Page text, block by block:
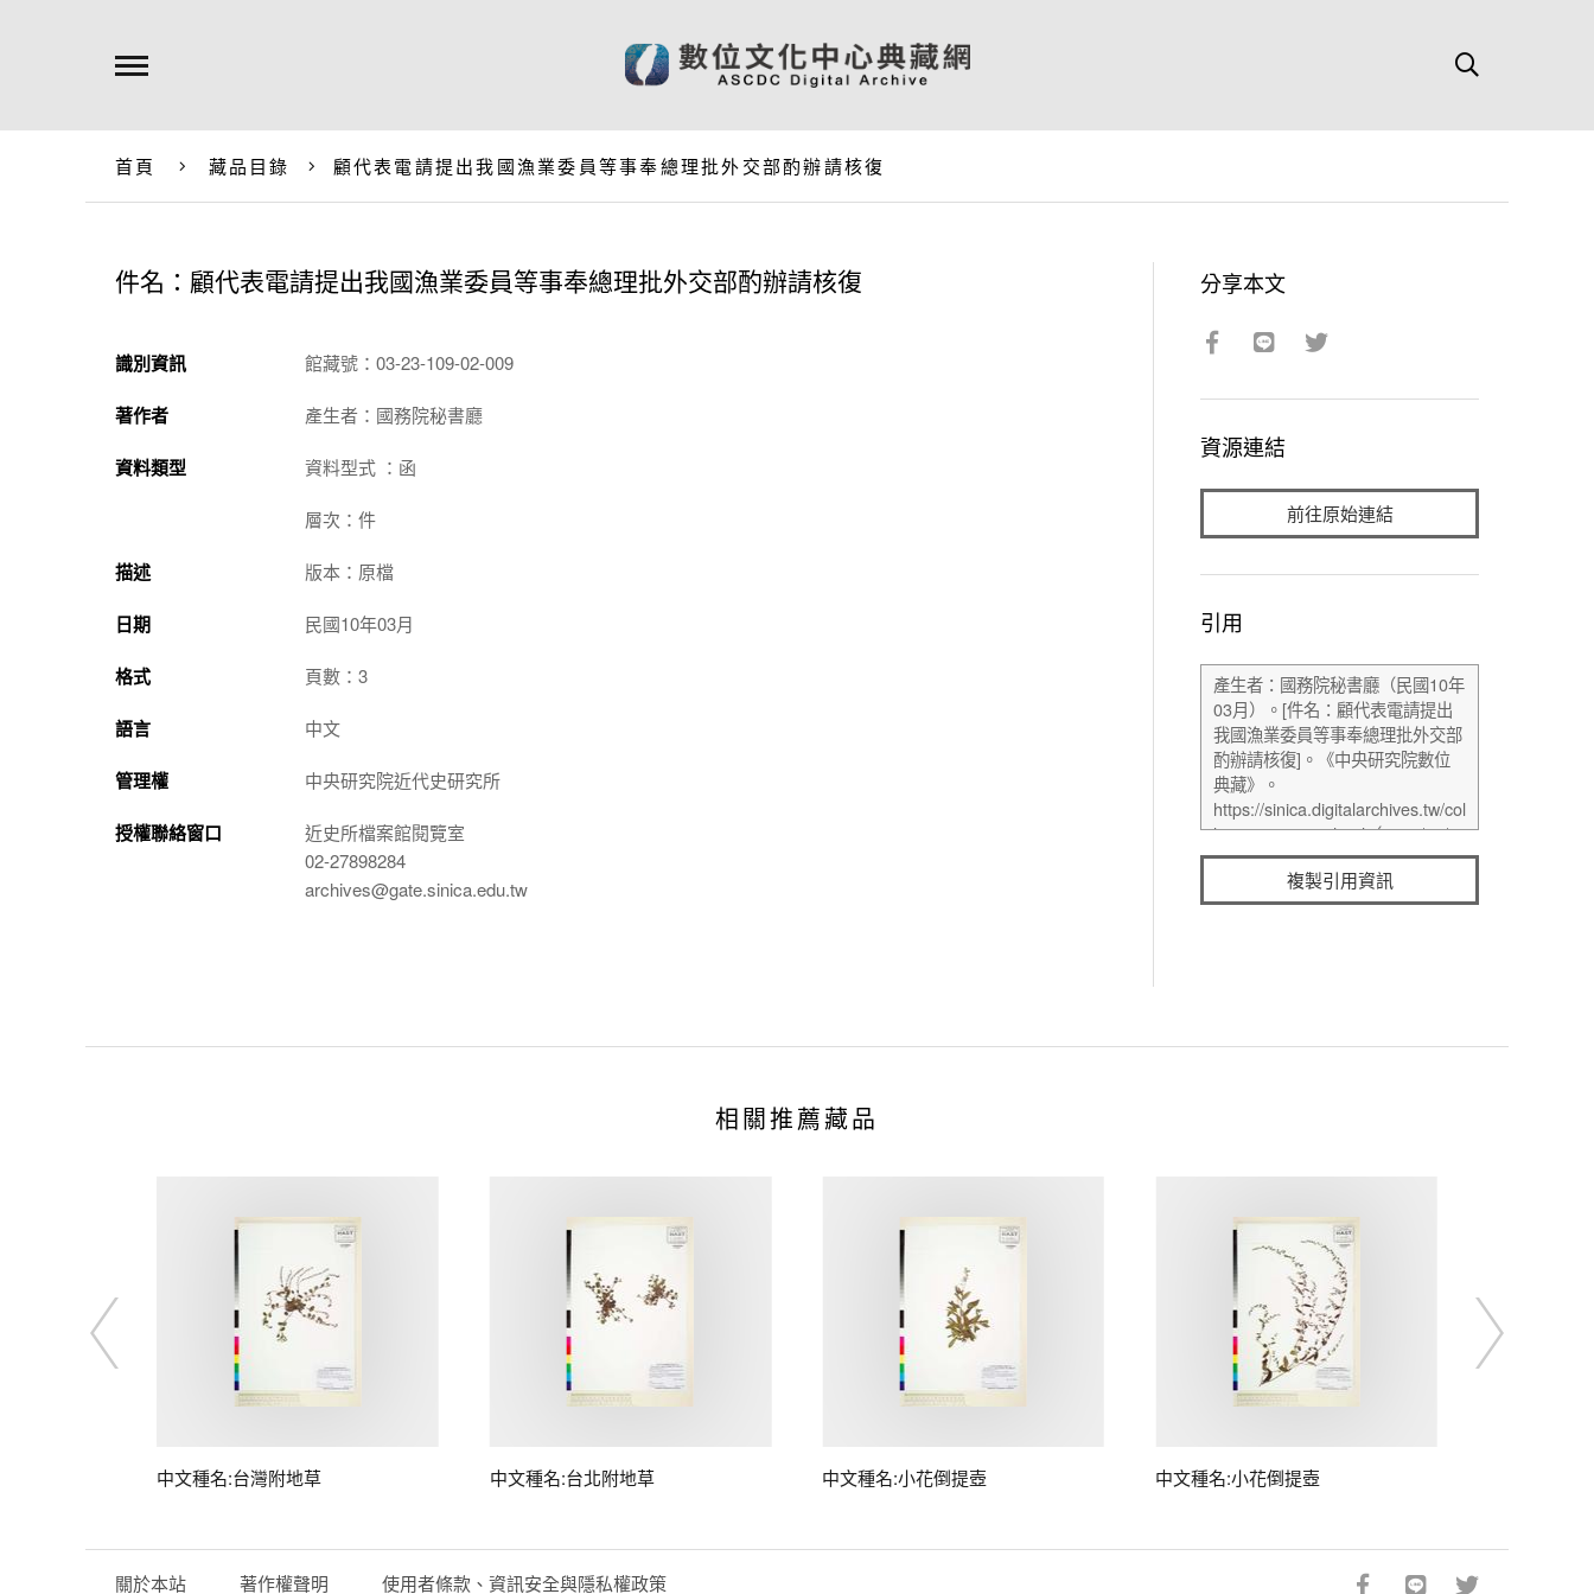
首頁 藏品目錄 顧代表電請提出我國漁業委員等事奉總理批外交部酌辦請核復
件名：顧代表電請提出我國漁業委員等事奉總理批外交部酌辦請核復
識別資訊 館藏號：03-23-109-02-009
著作者 產生者：國務院秘書廳
資料類型 資料型式 ：函
層次：件
描述 版本：原檔
日期 民國10年03月
格式 頁數：3
語言 中文
管理權 中央研究院近代史研究所
授權聯絡窗口
近史所檔案館閱覽室
02-27898284
archives@gate.sinica.edu.tw
分享本文
資源連結
前往原始連結
引用
複製引用資訊
相關推薦藏品
中文種名:台灣附地草 中文種名:台北附地草 中文種名:小花倒提壺 中文種名:小花倒提壺
關於本站 著作權聲明 使用者條款、資訊安全與隱私權政策